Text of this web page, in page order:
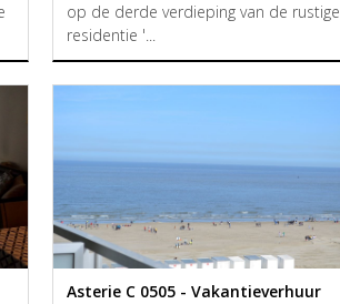
op de derde verdieping van de rustige
residentie '...
Asterie C 0505 - Vakantieverhuur